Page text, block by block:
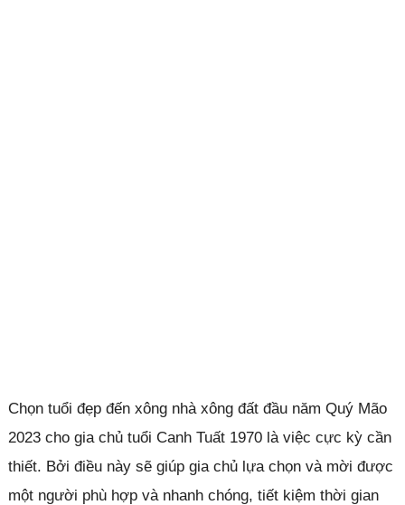
Chọn tuổi đẹp đến xông nhà xông đất đầu năm Quý Mão
2023 cho gia chủ tuổi Canh Tuất 1970 là việc cực kỳ cần
thiết. Bởi điều này sẽ giúp gia chủ lựa chọn và mời được
một người phù hợp và nhanh chóng, tiết kiệm thời gian